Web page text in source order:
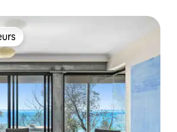
les plus aimés